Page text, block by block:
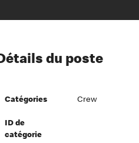
à l’égard de nos employés
directeurs
équité et inclusion
au travail
du poste
Catégories Crew
ID de
catégorie